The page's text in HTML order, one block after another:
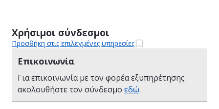
Χρήσιμοι σύνδεσμοι
Προσθήκη στις επιλεγμένες υπηρεσίες
Επικοινωνία
Για επικοινωνία με τον φορέα εξυπηρέτησης
ακολουθήστε τον σύνδεσμο εδώ.